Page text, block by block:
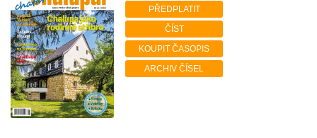
PŘEDPLATIT
ČÍST
KOUPIT ČASOPIS
ARCHIV ČÍSEL